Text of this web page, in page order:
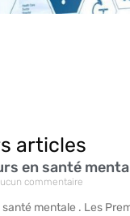
articles
en santé
commentaire
mentale . Les